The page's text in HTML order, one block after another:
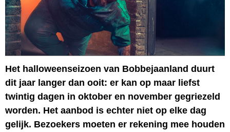
Het halloweenseizoen van Bobbejaanland duurt
dit jaar langer dan ooit: er kan op maar liefst
twintig dagen in oktober en november gegriezeld
worden. Het aanbod is echter niet op elke dag
gelijk. Bezoekers moeten er rekening mee houden